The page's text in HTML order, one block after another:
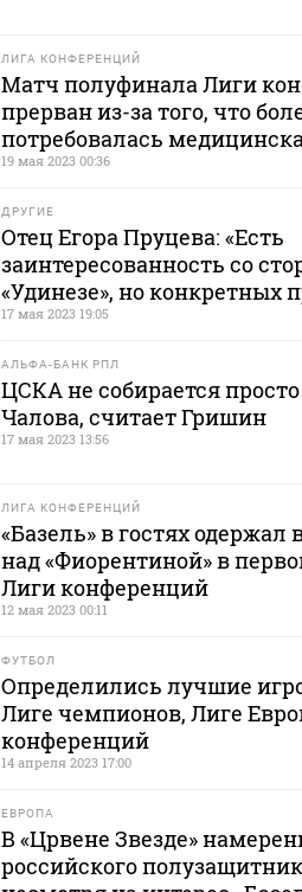
ЛИГА КОНФЕРЕНЦИЙ
Матч полуфинала Лиги
прерван из-за того, что
потребовалась
19 мая 2023 00:36
ДРУГИЕ
Отец Егора Пруцева: «Есть
заинтересованность со
«Удинезе», но конкретных
17 мая 2023 19:05
АЛЬФА-БАНК РПЛ
ЦСКА не собирается
Чалова, считает Гришин
17 мая 2023 13:56
ЛИГА КОНФЕРЕНЦИЙ
«Базель» в гостях одержал
над «Фиорентиной» в
Лиги конференций
12 мая 2023 00:11
ФУТБОЛ
Определились лучшие
Лиге чемпионов, Лиге
конференций
14 апреля 2023 17:00
ЕВРОПА
В «Црвене Звезде»
российского